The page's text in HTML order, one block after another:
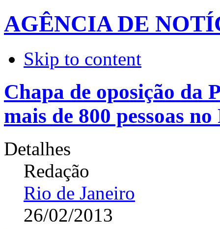
AGÊNCIA DE
Skip to content
Chapa de oposição da
mais de 800 pessoas no
Detalhes
Redação
Rio de Janeiro
26/02/2013